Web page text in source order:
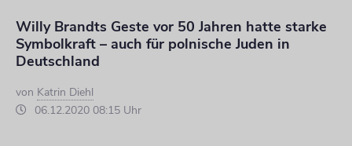
Willy Brandts Geste vor 50 Jahren hatte starke
Symbolkraft – auch für polnische Juden in
Deutschland
von Katrin Diehl
06.12.2020 08:15 Uhr